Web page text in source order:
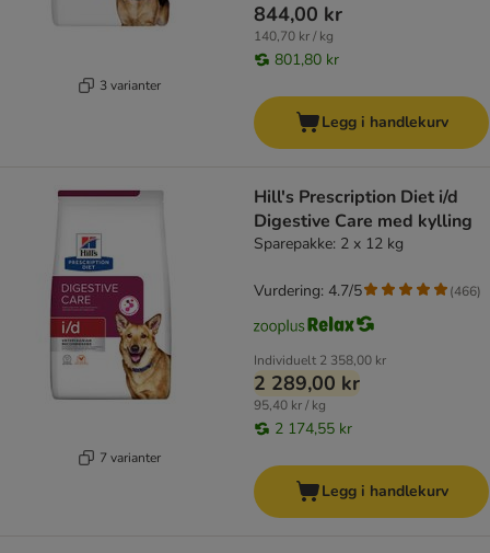
3 varianter
844,00 kr
140,70 kr / kg
801,80 kr
Legg i handlekurv
7 varianter
Hill's Prescription Diet i/d
Digestive Care med kylling
Sparepakke: 2 x 12 kg
Individuelt 2 358,00 kr
2 289,00 kr
95,40 kr / kg
2 174,55 kr
Vurdering: 4.7/5 (466)
Legg i handlekurv